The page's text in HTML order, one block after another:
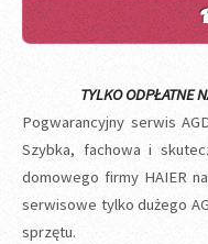
TYLKO ODPŁATNE
Pogwarancyjny serwis
Szybka, fachowa i
domowego firmy HAIER
serwisowe tylko dużego
sprzętu.